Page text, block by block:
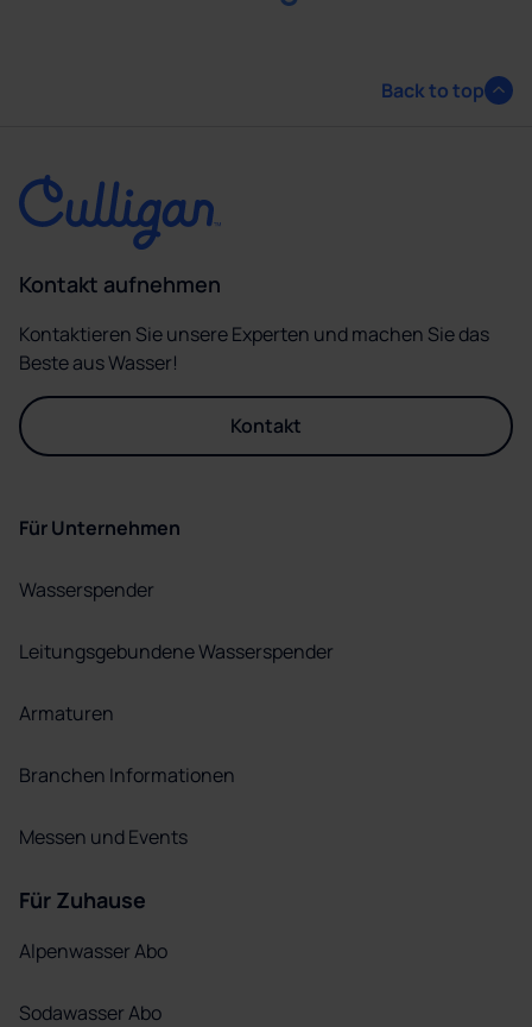
Back to top
Kontakt aufnehmen
Kontaktieren Sie unsere Experten und machen Sie das
Beste aus Wasser!
Kontakt
Für Unternehmen
Wasserspender
Leitungsgebundene Wasserspender
Armaturen
Branchen Informationen
Messen und Events
Für Zuhause
Alpenwasser Abo
Sodawasser Abo